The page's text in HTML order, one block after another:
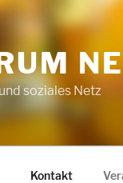
soziales Netz
Kontakt